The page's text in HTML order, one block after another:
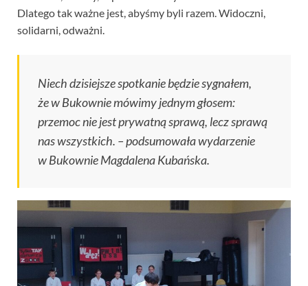
Dlatego tak ważne jest, abyśmy byli razem. Widoczni,
solidarni, odważni.
Niech dzisiejsze spotkanie będzie sygnałem,
że w Bukownie mówimy jednym głosem:
przemoc nie jest prywatną sprawą, lecz sprawą
nas wszystkich. – podsumowała wydarzenie
w Bukownie Magdalena Kubańska.